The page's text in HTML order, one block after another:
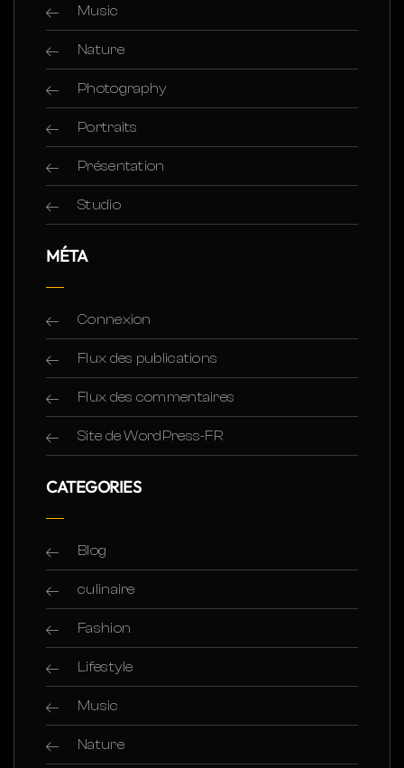
Music
Nature
Photography
Portraits
Présentation
Studio
MÉTA
Connexion
Flux des publications
Flux des commentaires
Site de WordPress-FR
CATEGORIES
Blog
culinaire
Fashion
Lifestyle
Music
Nature